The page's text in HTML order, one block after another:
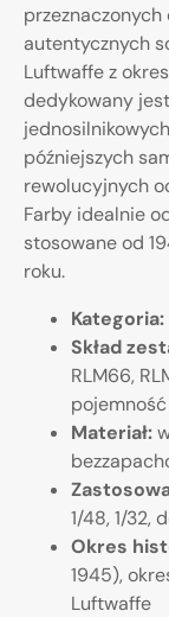
autentycznych
Luftwaffe z
dedykowany
późniejszych
rewolucyjnych
Farby idealnie
stosowane od
roku.
Kategoria:
Skład
RLM66,
Materiał:
1/48, 1/32,
Okres
1945),
Luftwaffe